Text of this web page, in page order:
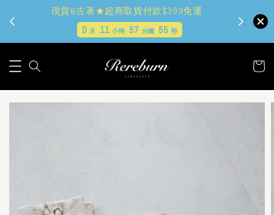
現貨&古著★超商取貨付款$399免運
0天 11小時 57 分鐘 53 秒